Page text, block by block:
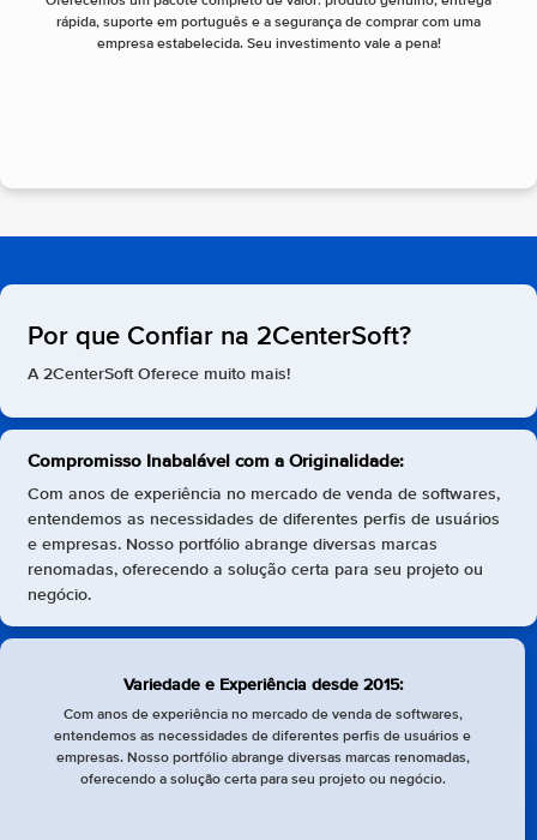
rápida, suporte em português e a segurança de comprar com uma
empresa estabelecida. Seu investimento vale a pena!
Por que Confiar na 2CenterSoft?
A 2CenterSoft Oferece muito mais!
Compromisso Inabalável com a Originalidade:
Com anos de experiência no mercado de venda de softwares,
entendemos as necessidades de diferentes perfis de usuários
e empresas. Nosso portfólio abrange diversas marcas
renomadas, oferecendo a solução certa para seu projeto ou
negócio.
Variedade e Experiência desde 2015:
Com anos de experiência no mercado de venda de softwares,
entendemos as necessidades de diferentes perfis de usuários e
empresas. Nosso portfólio abrange diversas marcas renomadas,
oferecendo a solução certa para seu projeto ou negócio.